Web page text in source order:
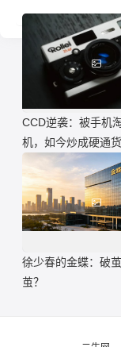
CCD逆袭：被手机
机，如今炒成硬通货
徐少春的金蝶：破
茧？